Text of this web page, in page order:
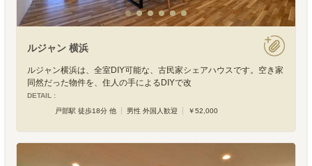
ルジャン 横浜
ルジャン横浜は、全室DIY可能な、古民家シェアハウスです。空き家
同然だった物件を、住人の手によるDIYで改
DETAIL :
戸部駅 徒歩18分 他
男性 外国人歓迎 ￥52,000